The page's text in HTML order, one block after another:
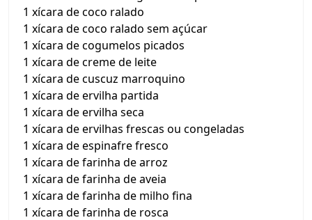
1 xícara de coco ralado
1 xícara de coco ralado sem açúcar
1 xícara de cogumelos picados
1 xícara de creme de leite
1 xícara de cuscuz marroquino
1 xícara de ervilha partida
1 xícara de ervilha seca
1 xícara de ervilhas frescas ou congeladas
1 xícara de espinafre fresco
1 xícara de farinha de arroz
1 xícara de farinha de aveia
1 xícara de farinha de milho fina
1 xícara de farinha de rosca